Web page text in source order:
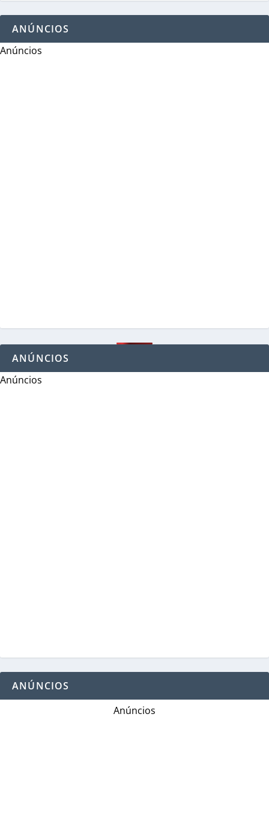
ANÚNCIOS
Anúncios
ANÚNCIOS
Anúncios
ANÚNCIOS
Anúncios